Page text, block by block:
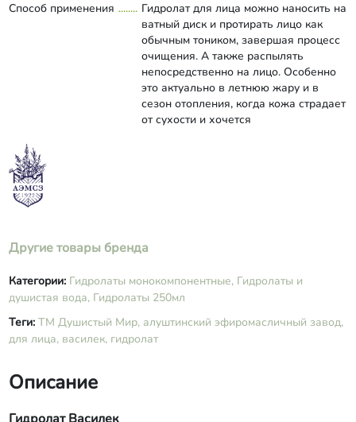
Способ применения
Гидролат для лица можно наносить на
ватный диск и протирать лицо как
обычным тоником, завершая процесс
очищения. А также распылять
непосредственно на лицо. Особенно
это актуально в летнюю жару и в
сезон отопления, когда кожа страдает
от сухости и хочется
Другие товары бренда
Категории: Гидролаты монокомпонентные, Гидролаты и
душистая вода, Гидролаты 250мл
Теги: ТМ Душистый Мир, алуштинский эфиромасличный завод,
для лица, василек, гидролат
Описание